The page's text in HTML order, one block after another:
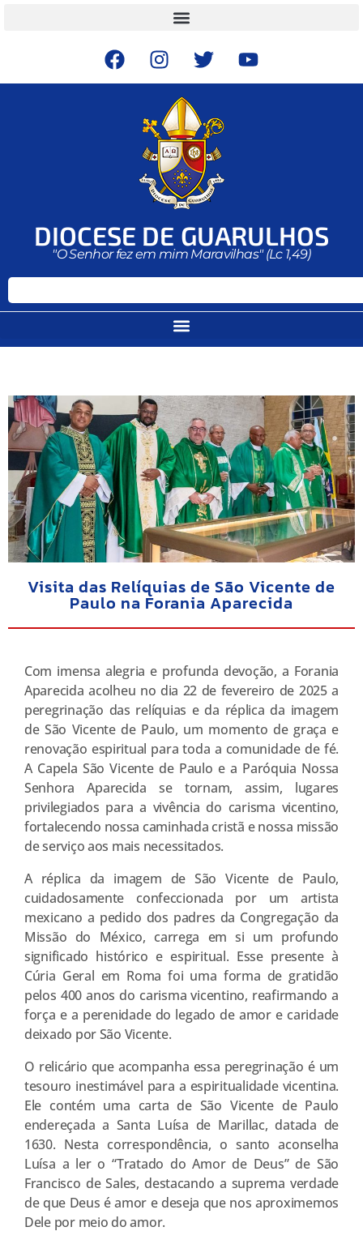
DIOCESE DE GUARULHOS
"O Senhor fez em mim Maravilhas" (Lc 1,49)
Visita das Relíquias de São Vicente de
Paulo na Forania Aparecida
Com imensa alegria e profunda devoção, a Forania
Aparecida acolheu no dia 22 de fevereiro de 2025 a
peregrinação das relíquias e da réplica da imagem
de São Vicente de Paulo, um momento de graça e
renovação espiritual para toda a comunidade de fé.
A Capela São Vicente de Paulo e a Paróquia Nossa
Senhora Aparecida se tornam, assim, lugares
privilegiados para a vivência do carisma vicentino,
fortalecendo nossa caminhada cristã e nossa missão
de serviço aos mais necessitados.
A réplica da imagem de São Vicente de Paulo,
cuidadosamente confeccionada por um artista
mexicano a pedido dos padres da Congregação da
Missão do México, carrega em si um profundo
significado histórico e espiritual. Esse presente à
Cúria Geral em Roma foi uma forma de gratidão
pelos 400 anos do carisma vicentino, reafirmando a
força e a perenidade do legado de amor e caridade
deixado por São Vicente.
O relicário que acompanha essa peregrinação é um
tesouro inestimável para a espiritualidade vicentina.
Ele contém uma carta de São Vicente de Paulo
endereçada a Santa Luísa de Marillac, datada de
1630. Nesta correspondência, o santo aconselha
Luísa a ler o “Tratado do Amor de Deus” de São
Francisco de Sales, destacando a suprema verdade
de que Deus é amor e deseja que nos aproximemos
Dele por meio do amor.